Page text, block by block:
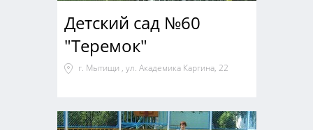
Детский сад №60
"Теремок"
г. Мытищи , ул. Академика Каргина, 22